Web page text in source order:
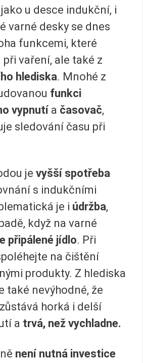
u desce indukční, i
varné desky se dnes
funkcemi, které
vaření, ale také z
hlediska. Mnohé z
funkci
vypnutí a časovač,
sledování času při
je vyšší spotřeba
s indukčními
je i údržba,
když na varné
připálené jídlo. Při
na čištění
produkty. Z hlediska
také nevýhodné, že
horká i delší
a trvá, než vychladne.
není nutná investice